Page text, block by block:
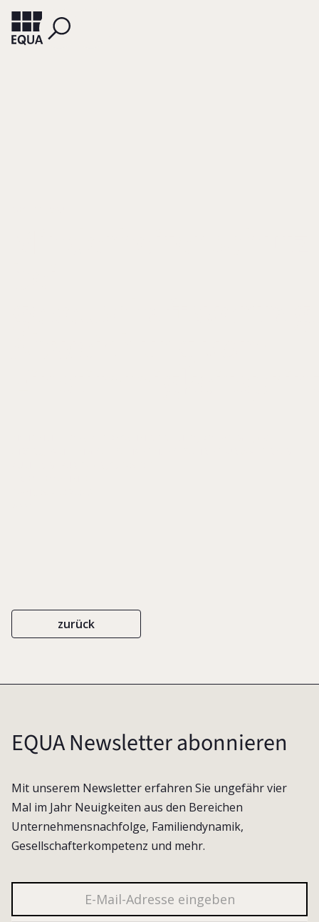
zurück
EQUA Newsletter abonnieren
Mit unserem Newsletter erfahren Sie ungefähr vier
Mal im Jahr Neuigkeiten aus den Bereichen
Unternehmensnachfolge, Familiendynamik,
Gesellschafterkompetenz und mehr.